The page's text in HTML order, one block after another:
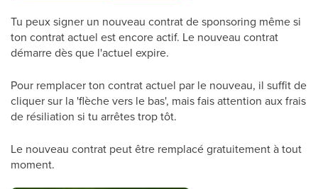
Tu peux signer un nouveau contrat de sponsoring même si
ton contrat actuel est encore actif. Le nouveau contrat
démarre dès que l'actuel expire.
Pour remplacer ton contrat actuel par le nouveau, il suffit de
cliquer sur la 'flèche vers le bas', mais fais attention aux frais
de résiliation si tu arrêtes trop tôt.
Le nouveau contrat peut être remplacé gratuitement à tout
moment.